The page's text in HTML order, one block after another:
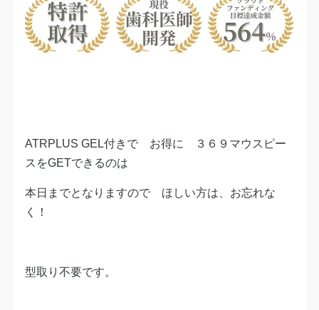
ATRPLUS GEL付きで お得に ３６９マウスピー
スをGETできるのは
本日までとなりますので ほしい方は、お忘れな
く！
型取り不要です。